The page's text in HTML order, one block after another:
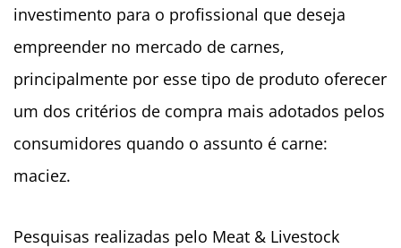
investimento para o profissional que deseja
empreender no mercado de carnes,
principalmente por esse tipo de produto oferecer
um dos critérios de compra mais adotados pelos
consumidores quando o assunto é carne:
maciez.
Pesquisas realizadas pelo Meat & Livestock